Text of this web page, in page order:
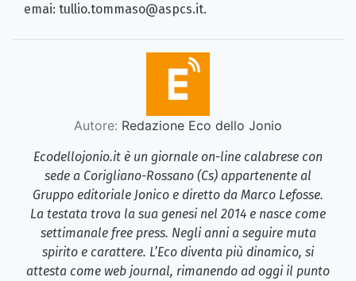
emai: tullio.tommaso@aspcs.it.
Autore: Redazione Eco dello Jonio
Ecodellojonio.it è un giornale on-line calabrese con
sede a Corigliano-Rossano (Cs) appartenente al
Gruppo editoriale Jonico e diretto da Marco Lefosse.
La testata trova la sua genesi nel 2014 e nasce come
settimanale free press. Negli anni a seguire muta
spirito e carattere. L’Eco diventa più dinamico, si
attesta come web journal, rimanendo ad oggi il punto